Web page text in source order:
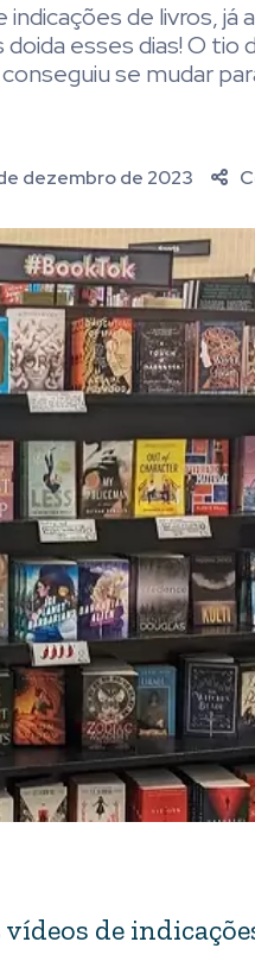
de livros, já
esses dias! O
se mudar
dezembro de 2023
de